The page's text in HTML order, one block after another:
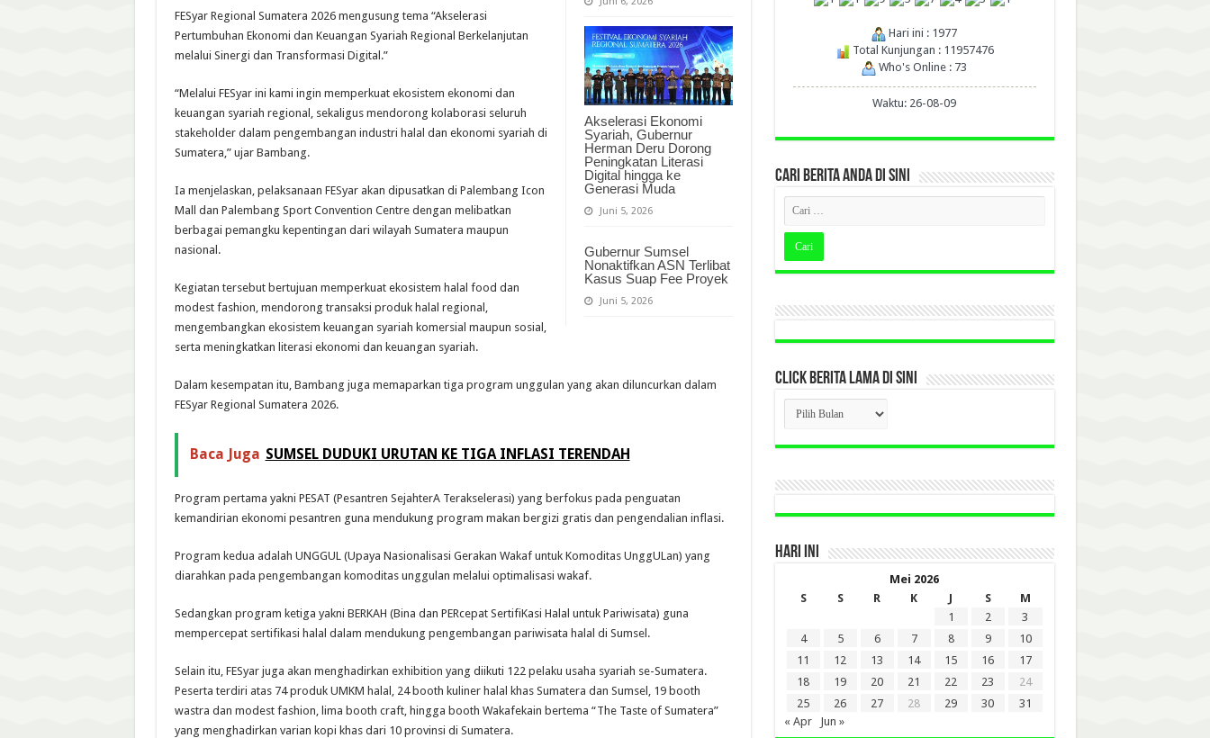
Akselerasi Ekonomi
Syariah, Gubernur
Herman Deru Dorong
Peningkatan Literasi
Digital hingga ke
Generasi Muda
Juni 5, 2026
Gubernur Sumsel
Nonaktifkan ASN Terlibat
Kasus Suap Fee Proyek
Juni 5, 2026
FESyar Regional Sumatera 2026 mengusung tema “Akselerasi
Pertumbuhan Ekonomi dan Keuangan Syariah Regional Berkelanjutan
melalui Sinergi dan Transformasi Digital.”
“Melalui FESyar ini kami ingin memperkuat ekosistem ekonomi dan
keuangan syariah regional, sekaligus mendorong kolaborasi seluruh
stakeholder dalam pengembangan industri halal dan ekonomi syariah di
Sumatera,” ujar Bambang.
Ia menjelaskan, pelaksanaan FESyar akan dipusatkan di Palembang Icon
Mall dan Palembang Sport Convention Centre dengan melibatkan
berbagai pemangku kepentingan dari wilayah Sumatera maupun
nasional.
Kegiatan tersebut bertujuan memperkuat ekosistem halal food dan
modest fashion, mendorong transaksi produk halal regional,
mengembangkan ekosistem keuangan syariah komersial maupun sosial,
serta meningkatkan literasi ekonomi dan keuangan syariah.
Dalam kesempatan itu, Bambang juga memaparkan tiga program unggulan yang akan diluncurkan dalam
FESyar Regional Sumatera 2026.
Baca Juga SUMSEL DUDUKI URUTAN KE TIGA INFLASI TERENDAH
Program pertama yakni PESAT (Pesantren SejahterA Terakselerasi) yang berfokus pada penguatan
kemandirian ekonomi pesantren guna mendukung program makan bergizi gratis dan pengendalian inflasi.
Program kedua adalah UNGGUL (Upaya Nasionalisasi Gerakan Wakaf untuk Komoditas UnggULan) yang
diarahkan pada pengembangan komoditas unggulan melalui optimalisasi wakaf.
Sedangkan program ketiga yakni BERKAH (Bina dan PERcepat SertifiKasi Halal untuk Pariwisata) guna
mempercepat sertifikasi halal dalam mendukung pengembangan pariwisata halal di Sumsel.
Selain itu, FESyar juga akan menghadirkan exhibition yang diikuti 122 pelaku usaha syariah se-Sumatera.
Peserta terdiri atas 74 produk UMKM halal, 24 booth kuliner halal khas Sumatera dan Sumsel, 19 booth
wastra dan modest fashion, lima booth craft, hingga booth Wakafekain bertema “The Taste of Sumatera”
yang menghadirkan varian kopi khas dari 10 provinsi di Sumatera.
Hari ini : 1977
Total Kunjungan : 11957476
Who's Online : 73
Waktu: 26-08-09
CARI BERITA ANDA DI SINI
CLICK BERITA LAMA DI SINI
CLICK
BERITA
LAMA
DI
HARI INI
Mei 2026
S
S R K J S
M
1
2
3
4
5 6 7 8 9
10
11
12 13 14 15 16
17
18
19 20 21 22 23
24
25
26 27 28 29 30
31
« Apr
Jun »